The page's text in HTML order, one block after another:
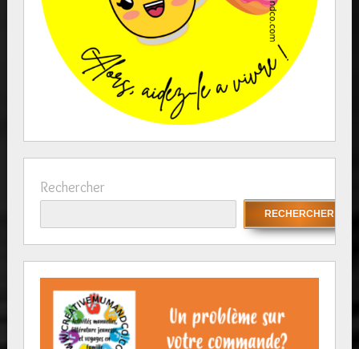
Rechercher
RECHERCHER